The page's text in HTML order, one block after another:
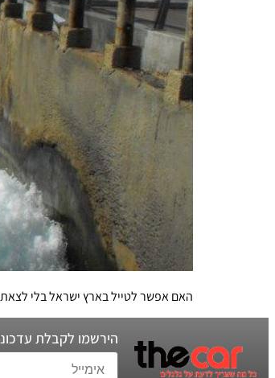
האם אפשר לטייל בארץ ישראל בלי לצאת
הירשמו לקבלת